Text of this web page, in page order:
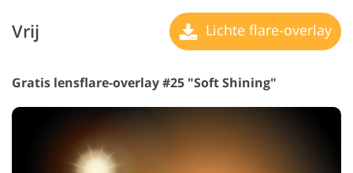
Vrij Lichte flare-overlay
Gratis lensflare-overlay #25 "Soft Shining"